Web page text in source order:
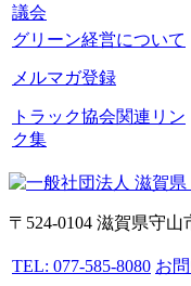
議会
グリーン経営について
メルマガ登録
トラック協会関連リン
ク集
〒524-0104 滋賀県守
TEL: 077-585-8080 お